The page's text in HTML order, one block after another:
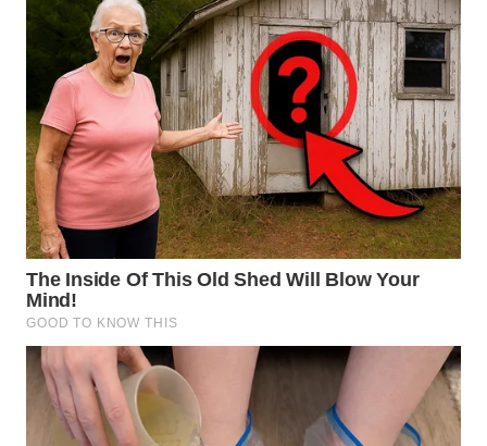
SULUT
WN
MALUKU
WN
MALUT
WN
DAIRI
WN
DANAU
WN
NIAS